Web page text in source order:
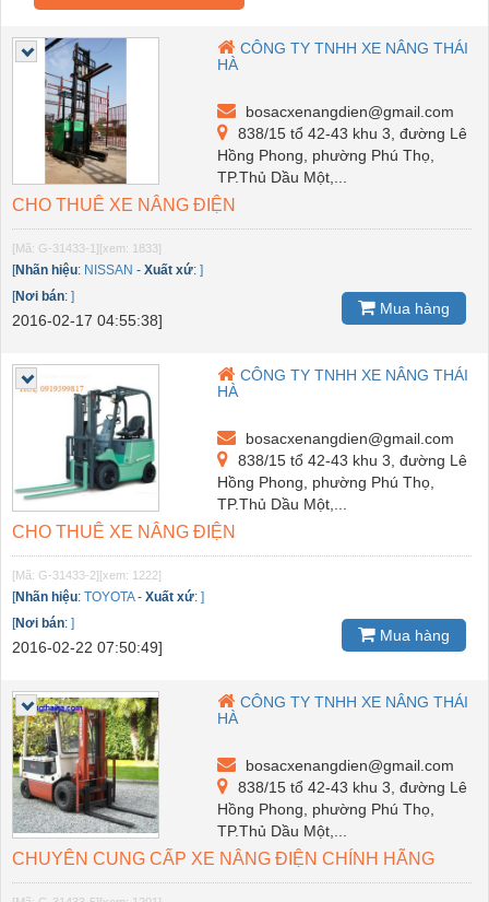
CÔNG TY TNHH XE NÂNG THÁI
HÀ
bosacxenangdien@gmail.com
838/15 tổ 42-43 khu 3, đường Lê
Hồng Phong, phường Phú Thọ,
TP.Thủ Dầu Một,...
CHO THUÊ XE NÂNG ĐIỆN
[Mã: G-31433-1] [xem: 1833]
[Nhãn hiệu: NISSAN - Xuất xứ: ]
[Nơi bán: ]
2016-02-17 04:55:38]
Mua hàng
CÔNG TY TNHH XE NÂNG THÁI
HÀ
bosacxenangdien@gmail.com
838/15 tổ 42-43 khu 3, đường Lê
Hồng Phong, phường Phú Thọ,
TP.Thủ Dầu Một,...
CHO THUÊ XE NÂNG ĐIỆN
[Mã: G-31433-2] [xem: 1222]
[Nhãn hiệu: TOYOTA- Xuất xứ: ]
[Nơi bán: ]
2016-02-22 07:50:49]
Mua hàng
CÔNG TY TNHH XE NÂNG THÁI
HÀ
bosacxenangdien@gmail.com
838/15 tổ 42-43 khu 3, đường Lê
Hồng Phong, phường Phú Thọ,
TP.Thủ Dầu Một,...
CHUYÊN CUNG CẤP XE NÂNG ĐIỆN CHÍNH HÃNG